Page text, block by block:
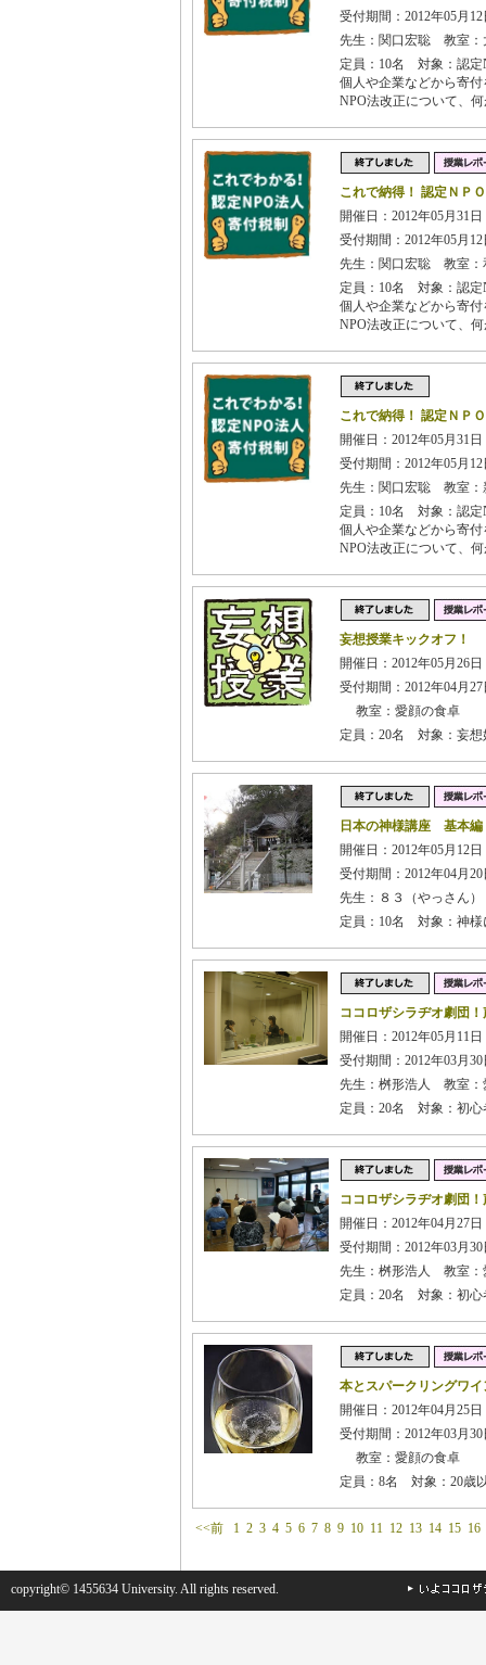
受付期間：2012年05月
先生：関口宏聡 教室：
定員：10名 対象：認定
個人や企業などから寄
NPO法改正について、
これで納得！ 認定ＮＰ
開催日：2012年05月31
受付期間：2012年05月
先生：関口宏聡 教室：
定員：10名 対象：認定
個人や企業などから寄
NPO法改正について、
これで納得！ 認定ＮＰ
開催日：2012年05月31
受付期間：2012年05月
先生：関口宏聡 教室：
定員：10名 対象：認定
個人や企業などから寄
NPO法改正について、
妄想授業キックオフ！
開催日：2012年05月26
受付期間：2012年04月
教室：愛顔の食卓
定員：20名 対象：妄想
日本の神様講座 基本
開催日：2012年05月12
受付期間：2012年04月
先生：８３（やっさん
定員：10名 対象：神様
ココロザシラヂオ劇団
開催日：2012年05月11
受付期間：2012年03月
先生：桝形浩人 教室：
定員：20名 対象：初心
ココロザシラヂオ劇団
開催日：2012年04月27
受付期間：2012年03月
先生：桝形浩人 教室：
定員：20名 対象：初心
本とスパークリングワイ
開催日：2012年04月25
受付期間：2012年03月
教室：愛顔の食卓
定員：8名 対象：20歳
<<前 1 2 3 4 5 6 7 8 9 10 11 12 13 14 15 16
copyright© 1455634 University. All rights reserved.